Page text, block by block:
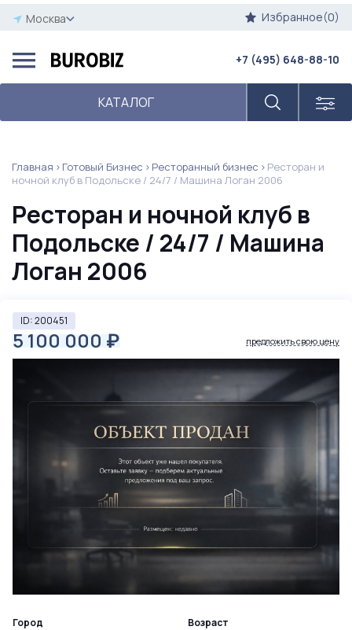
Москва Избранное(0)
КАТАЛОГ
+7 (495) 648-88-10
Главная Готовый Бизнес Ресторанный бизнес
Ресторан и
ночной клуб в Подольске / 24/7 / Машина Логан 2006
Ресторан и ночной клуб в
Подольске / 24/7 / Машина
Логан 2006
ID: 200451
5 100 000 ₽ предложить свою цену
Город Возраст